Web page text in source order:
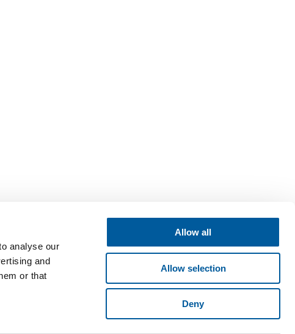
analyse our
and
or that
Allow all
Allow selection
Deny